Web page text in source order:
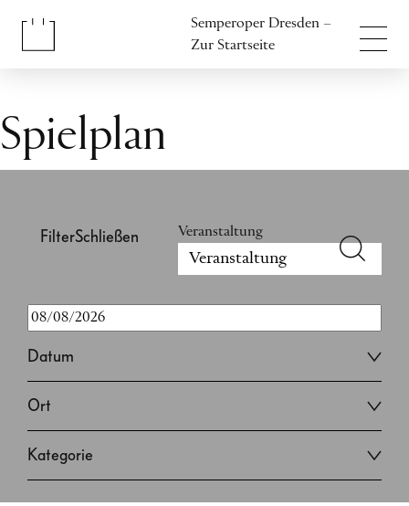
Semperoper Dresden –
Zur Startseite
Spielplan
FilterSchließen Veranstaltung
Datum
Ort
Kategorie